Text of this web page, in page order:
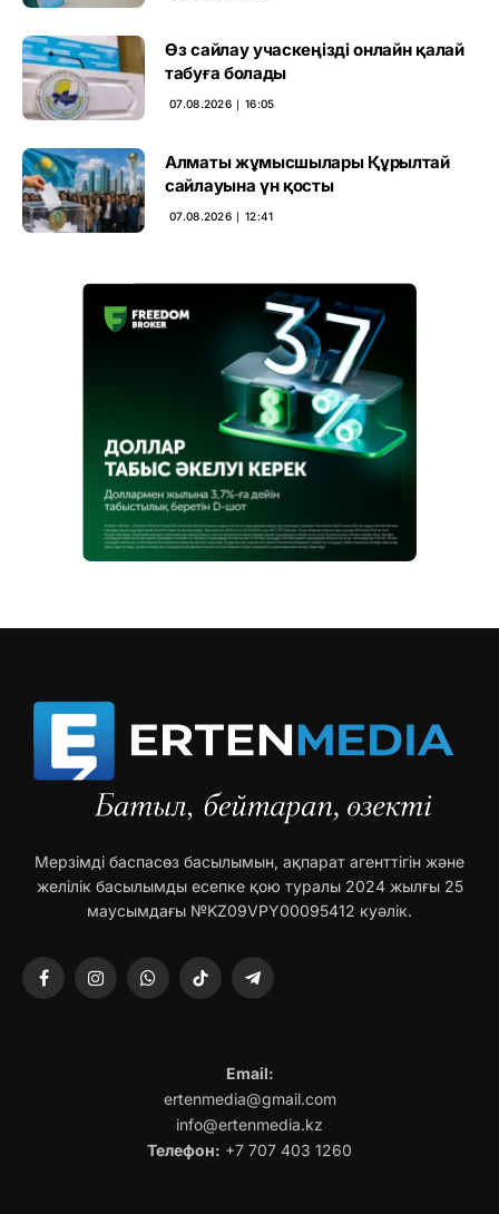
Өз сайлау учаскеңізді онлайн қалай
табуға болады
07.08.2026 ∣ 16:05
Алматы жұмысшылары Құрылтай
сайлауына үн қосты
07.08.2026 ∣ 12:41
Мерзімді баспасөз басылымын, ақпарат агенттігін және
желілік басылымды есепке қою туралы 2024 жылғы 25
маусымдағы №KZ09VPY00095412 куәлік.
FacebookInstagramWhatsAppTikTok Telegram
Email:
ertenmedia@gmail.com
info@ertenmedia.kz
Телефон: +7 707 403 1260